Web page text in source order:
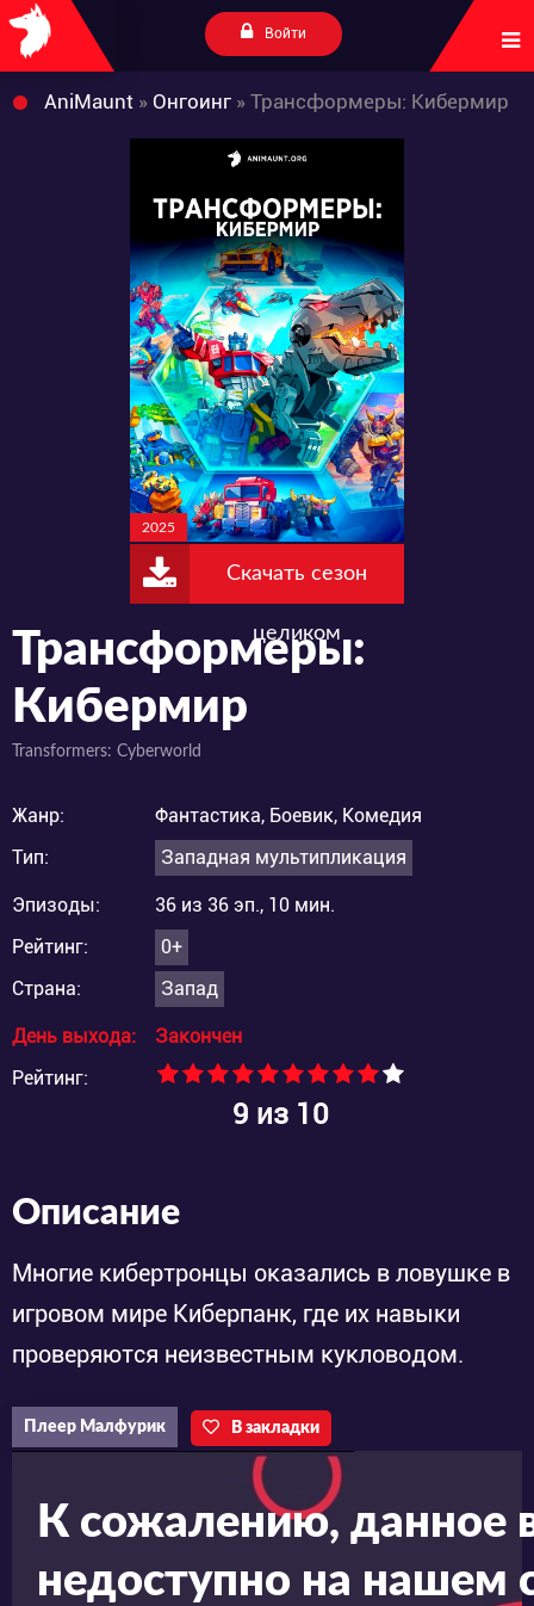
Войти
AniMaunt » Онгоинг » Трансформеры: Кибермир
2025
Скачать сезон
целиком
Трансформеры:
Кибермир
Transformers: Cyberworld
Жанр:
Фантастика, Боевик, Комедия
Тип:
Западная мультипликация
Эпизоды:
36 из 36 эп., 10 мин.
Рейтинг:
0+
Страна:
Запад
День выхода:
Закончен
Рейтинг:
9 из 10
Описание
Многие кибертронцы оказались в ловушке в
игровом мире Киберпанк, где их навыки
проверяются неизвестным кукловодом.
Плеер Малфурик В закладки
К сожалению, данное
недоступно на нашем